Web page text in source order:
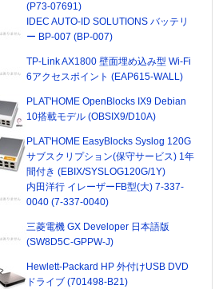
(P73-07691)
IDEC AUTO-ID SOLUTIONS バッテリ
ー BP-007 (BP-007)
TP-Link AX1800 壁面埋め込み型 Wi-Fi
6アクセスポイント (EAP615-WALL)
PLAT'HOME OpenBlocks IX9 Debian
10搭載モデル (OBSIX9/D10A)
PLAT'HOME EasyBlocks Syslog 120G
サブスクリプション(保守サービス) 1年
間付き (EBIX/SYSLOG120G/1Y)
内田洋行 イレーザーFB型(大) 7-337-
0040 (7-337-0040)
三菱電機 GX Developer 日本語版
(SW8D5C-GPPW-J)
Hewlett-Packard HP 外付けUSB DVD
ドライブ (701498-B21)